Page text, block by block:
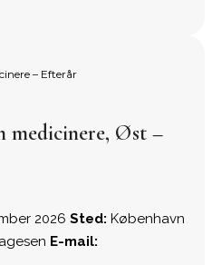
– Efterår
medicinere, Øst –
2026 Sted: København
E-mail: